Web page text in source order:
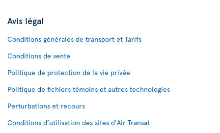
Avis légal
Conditions générales de transport et Tarifs
Conditions de vente
Politique de protection de la vie privée
Politique de fichiers témoins et autres technologies
Perturbations et recours
Conditions d’utilisation des sites d'Air Transat